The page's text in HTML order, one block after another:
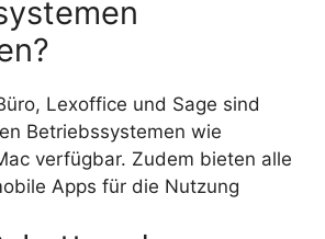
Lexoffice und Sage sind
Betriebssystemen wie
verfügbar. Zudem bieten alle
Apps für die Nutzung